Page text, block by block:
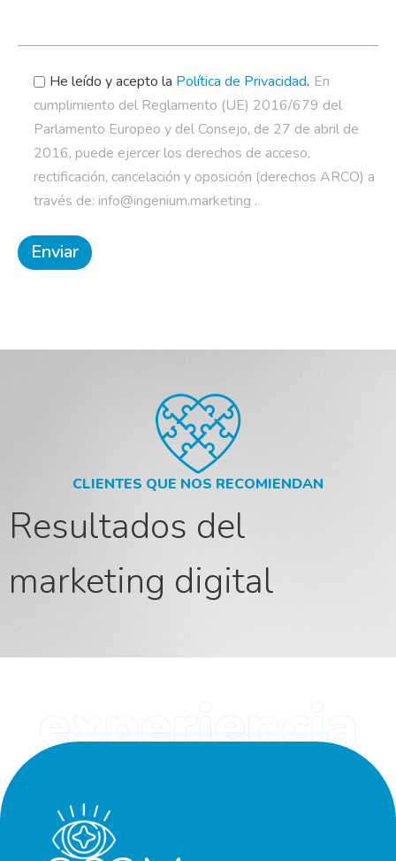
He leído y acepto la Política de Privacidad. En
cumplimiento del Reglamento (UE) 2016/679 del
Parlamento Europeo y del Consejo, de 27 de abril de
2016, puede ejercer los derechos de acceso,
rectificación, cancelación y oposición (derechos ARCO) a
través de: info@ingenium.marketing .
CLIENTES QUE NOS RECOMIENDAN
Resultados del
marketing digital